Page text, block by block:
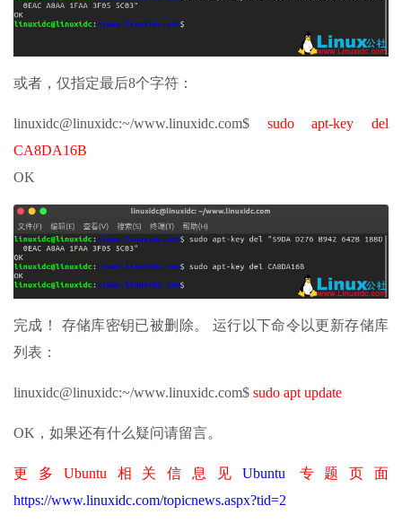
或者，仅指定最后8个字符：
linuxidc@linuxidc:~/www.linuxidc.com$ sudo apt-key del
CA8DA16B
OK
完成！ 存储库密钥已被删除。 运行以下命令以更新存储库
列表：
linuxidc@linuxidc:~/www.linuxidc.com$ sudo apt update
OK，如果还有什么疑问请留言。
更多Ubuntu相关信息见 Ubuntu 专题页面
https://www.linuxidc.com/topicnews.aspx?tid=2